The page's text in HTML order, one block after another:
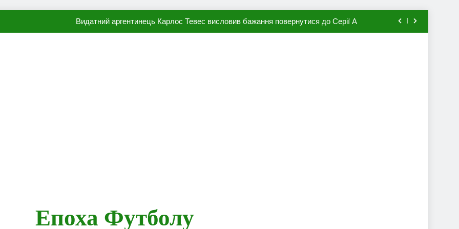
Видатний аргентинець Карлос Тевес висловив бажання повернутися до Серії А
Епоха Футболу